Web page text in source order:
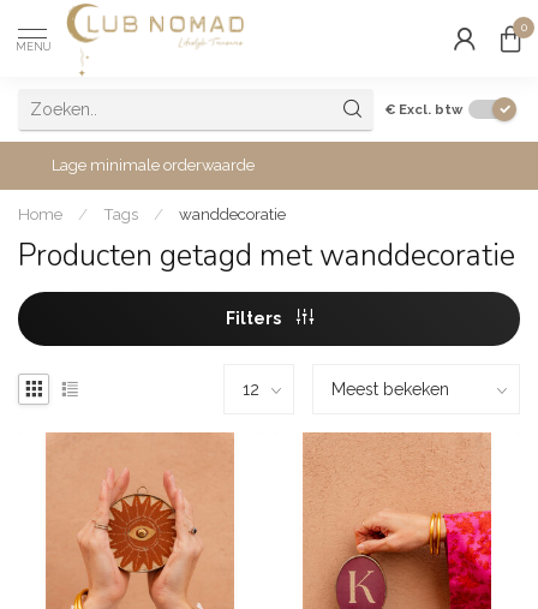
MENU
0
€ Excl. btw
Lage minimale orderwaarde
Home / Tags / wanddecoratie
Producten getagd met wanddecoratie
Filters